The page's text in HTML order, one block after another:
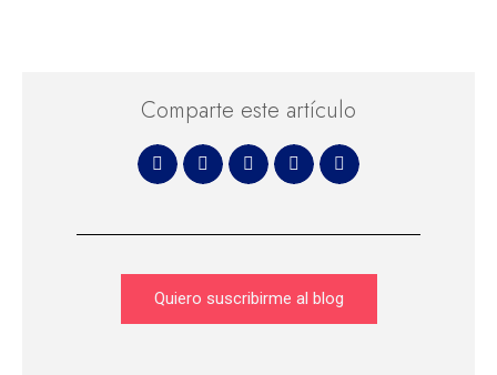
Comparte este artículo
Quiero suscribirme al blog